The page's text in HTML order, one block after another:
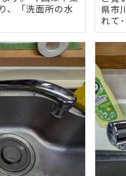
、「洗面所の水
県市
れて･